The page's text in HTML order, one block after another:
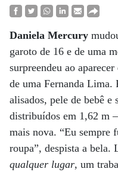
Daniela Mercury
garoto de 16 e de uma
surpreendeu ao
de uma Fernanda Lima.
alisados, pele de bebê e
distribuídos em 1,62 m
mais nova. “Eu sempre
roupa”, despista a bela.
qualquer lugar, um